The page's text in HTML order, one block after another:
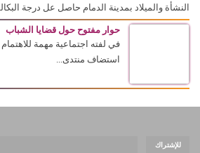
النشأة والميلاد بمدينة الدمام حاصل عل درجة
حوار مفتوح حول قضايا الشباب
في لفته اجتماعية مهمة
استضاف منتدى...
للإشتراك